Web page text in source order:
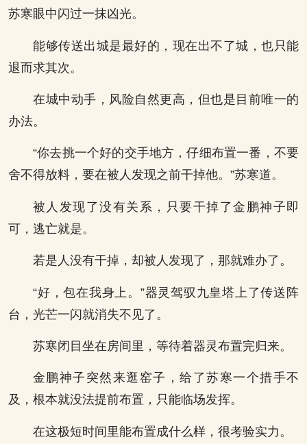
苏寒眼中闪过一抹凶光。
能够传送出城是最好的，现在出不了城，也只能
退而求其次。
在城中动手，风险自然更高，但也是目前唯一的
办法。
“你去挑一个好的交手地方，仔细布置一番，不要
舍不得放料，要在被人发现之前干掉他。”苏寒道。
被人发现了没有关系，只要干掉了金鹏神子即
可，逃亡就是。
若是人没有干掉，却被人发现了，那就难办了。
“好，包在我身上。”器灵驾驭九皇塔上了传送阵
台，光芒一闪就消失不见了。
苏寒闭目坐在房间里，等待着器灵布置完归来。
金鹏神子突然来逛窑子，给了苏寒一个措手不
及，根本就没法提前布置，只能临场发挥。
在这极短时间里能布置成什么样，很考验实力。